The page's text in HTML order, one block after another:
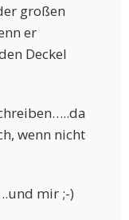
großen
er
Deckel
wenn nicht
mir ;-)